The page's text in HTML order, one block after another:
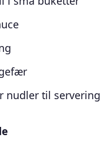
nudler til servering